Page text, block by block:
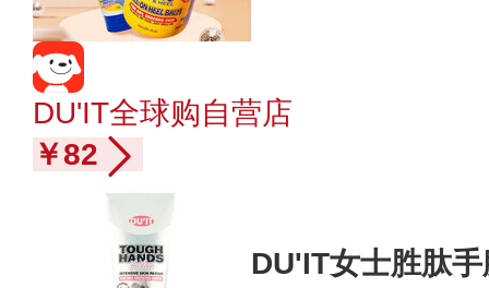
DU'IT全球购自营店
￥82
DU'IT女士胜肽